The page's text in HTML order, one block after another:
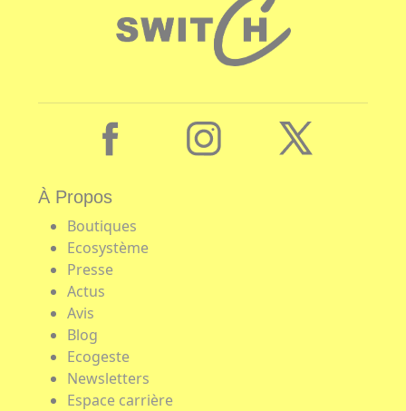
À Propos
Boutiques
Ecosystème
Presse
Actus
Avis
Blog
Ecogeste
Newsletters
Espace carrière